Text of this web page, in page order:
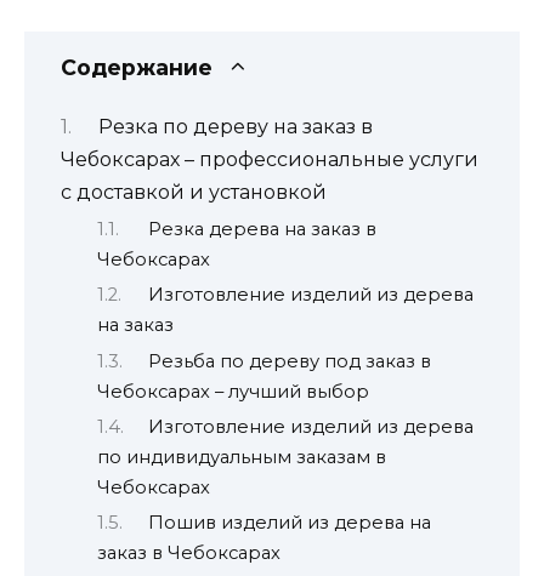
Содержание
Резка по дереву на заказ в
Чебоксарах – профессиональные услуги
с доставкой и установкой
Резка дерева на заказ в
Чебоксарах
Изготовление изделий из дерева
на заказ
Резьба по дереву под заказ в
Чебоксарах – лучший выбор
Изготовление изделий из дерева
по индивидуальным заказам в
Чебоксарах
Пошив изделий из дерева на
заказ в Чебоксарах